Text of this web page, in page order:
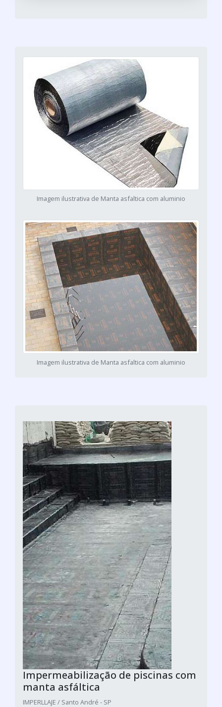
Imagem ilustrativa de Manta asfaltica com aluminio
Imagem ilustrativa de Manta asfaltica com aluminio
Impermeabilização de piscinas com
manta asfáltica
IMPERLLAJE / Santo André - SP